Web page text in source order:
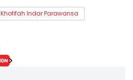
Khofifah Indar Parawansa